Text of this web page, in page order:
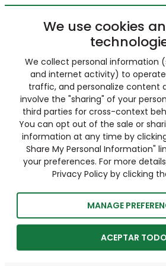
We use cookies
We collect personal information
and internet activity) to operate
traffic, and personalize content
involve the "sharing" of your
third parties for cross-context
You can opt out of the sale or
information at any time by
Share My Personal Information"
your preferences. For more
Privacy Policy by clicking
MANAGE
ACEPTAR TODO